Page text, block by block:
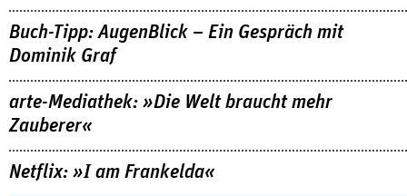
Buch-Tipp: AugenBlick – Ein Gespräch mit
Dominik Graf
arte-Mediathek: »Die Welt braucht mehr
Zauberer«
Netflix: »I am Frankelda«